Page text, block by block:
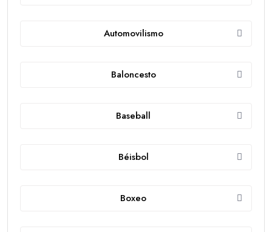
Automovilismo
Baloncesto
Baseball
Béisbol
Boxeo